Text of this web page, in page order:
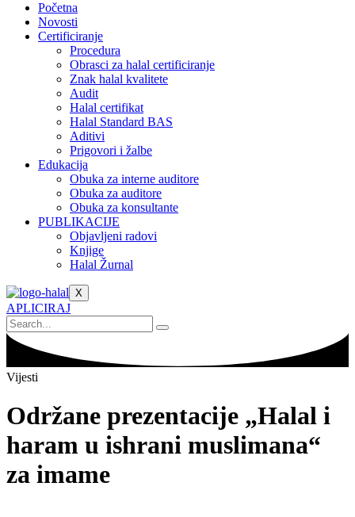
Početna
Novosti
Certificiranje
Procedura
Obrasci za halal certificiranje
Znak halal kvalitete
Audit
Halal certifikat
Halal Standard BAS
Aditivi
Prigovori i žalbe
Edukacija
Obuka za interne auditore
Obuka za auditore
Obuka za konsultante
PUBLIKACIJE
Objavljeni radovi
Knjige
Halal Žurnal
X
APLICIRAJ
Vijesti
Održane prezentacije „Halal i
haram u ishrani muslimana“
za imame